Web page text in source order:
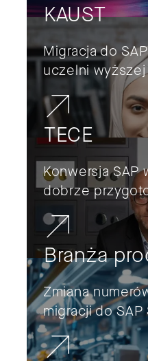
KAUST
Migracja do
uczelni wyższej
TECE
Konwersja SAP
dobrze
Branża
Zmiana
migracji do SAP